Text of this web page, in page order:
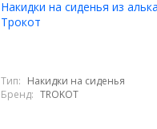
Накидки на сиденья из
Трокот
Тип: Накидки на сиденья
Бренд: TROKOT